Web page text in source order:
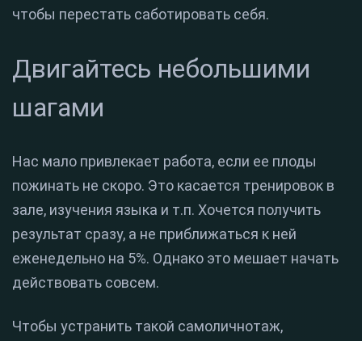
чтобы перестать саботировать себя.
Двигайтесь небольшими
шагами
Нас мало привлекает работа, если ее плоды
пожинать не скоро. Это касается тренировок в
зале, изучения языка и т.п. Хочется получить
результат сразу, а не приближаться к ней
еженедельно на 5%. Однако это мешает начать
действовать совсем.
Чтобы устранить такой самоличнотаж,